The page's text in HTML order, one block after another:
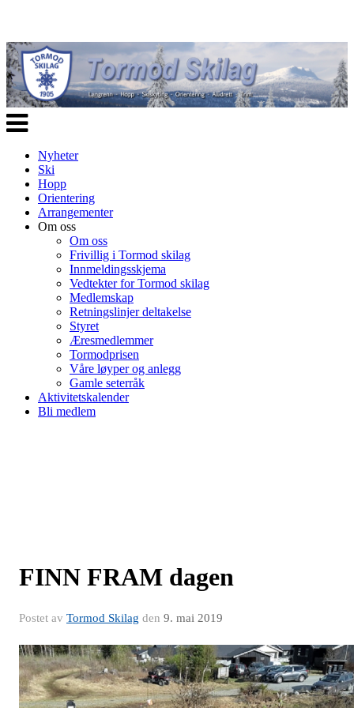
Veksle
navigasjon
Nyheter
Ski
Hopp
Orientering
Arrangementer
Om oss
Om oss
Frivillig i Tormod skilag
Innmeldingsskjema
Vedtekter for Tormod skilag
Medlemskap
Retningslinjer deltakelse
Styret
Æresmedlemmer
Tormodprisen
Våre løyper og anlegg
Gamle seterråk
Aktivitetskalender
Bli medlem
FINN FRAM dagen
Postet av Tormod Skilag den 9. mai 2019